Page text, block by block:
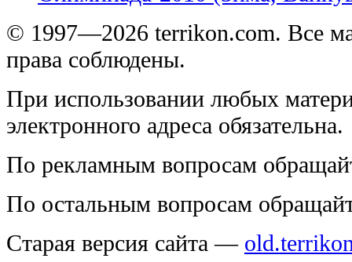
© 1997—2026 terrikon.com. Все
права соблюдены.
При использовании любых
электронного адреса обязательна.
По рекламным вопросам
По остальным вопросам
Старая версия сайта —